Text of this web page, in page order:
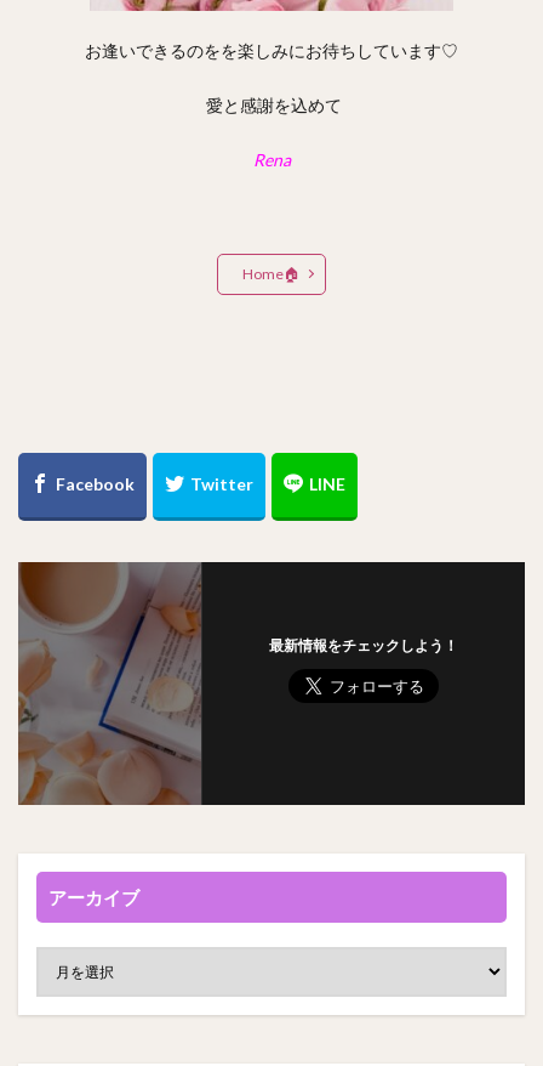
お逢いできるのをを楽しみにお待ちしています♡
愛と感謝を込めて
Rena
Home🏠️
最新情報をチェックしよう！
アーカイブ